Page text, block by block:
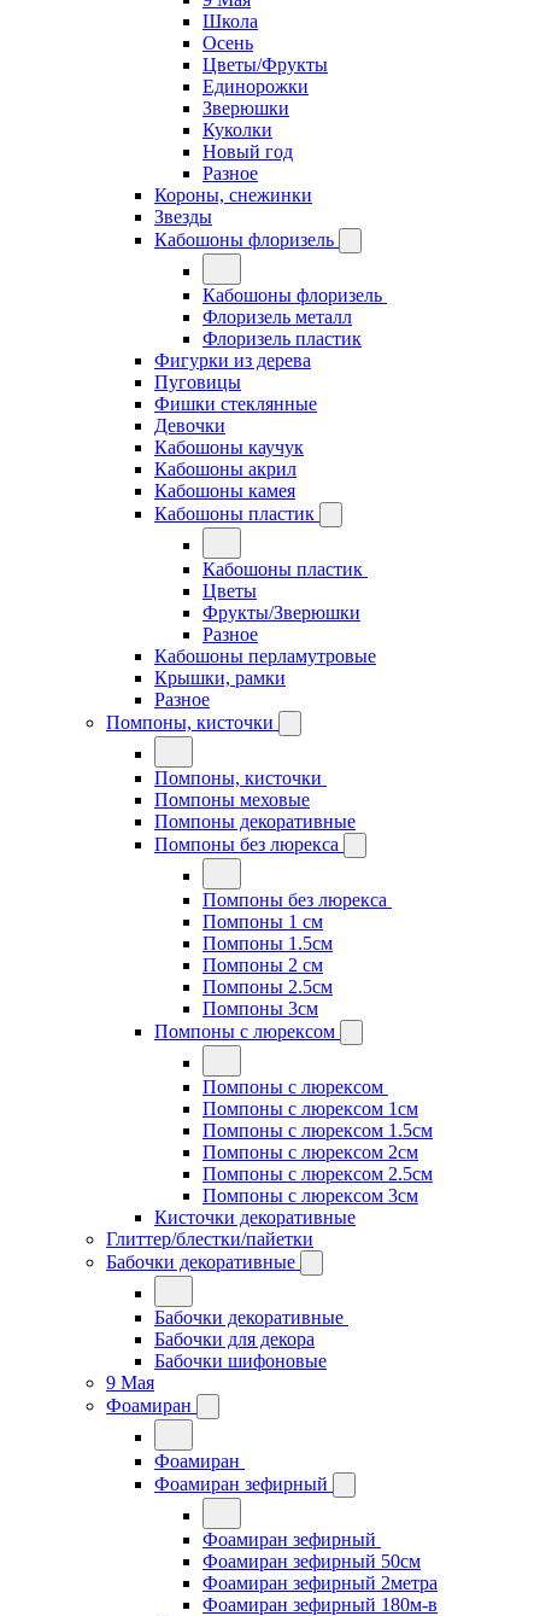
Школа
Осень
Цветы/Фрукты
Единорожки
Зверюшки
Куколки
Новый год
Разное
Короны, снежинки
Звезды
Кабошоны флоризель
Кабошоны флоризель
Флоризель металл
Флоризель пластик
Фигурки из дерева
Пуговицы
Фишки стеклянные
Девочки
Кабошоны каучук
Кабошоны акрил
Кабошоны камея
Кабошоны пластик
Кабошоны пластик
Цветы
Фрукты/Зверюшки
Разное
Кабошоны перламутровые
Крышки, рамки
Разное
Помпоны, кисточки
Помпоны, кисточки
Помпоны меховые
Помпоны декоративные
Помпоны без люрекса
Помпоны без люрекса
Помпоны 1 см
Помпоны 1.5см
Помпоны 2 см
Помпоны 2.5см
Помпоны 3см
Помпоны с люрексом
Помпоны с люрексом
Помпоны с люрексом 1см
Помпоны с люрексом 1.5см
Помпоны с люрексом 2см
Помпоны с люрексом 2.5см
Помпоны с люрексом 3см
Кисточки декоративные
Глиттер/блестки/пайетки
Бабочки декоративные
Бабочки декоративные
Бабочки для декора
Бабочки шифоновые
9 Мая
Фоамиран
Фоамиран
Фоамиран зефирный
Фоамиран зефирный
Фоамиран зефирный 50см
Фоамиран зефирный 2метра
Фоамиран зефирный 180м-в